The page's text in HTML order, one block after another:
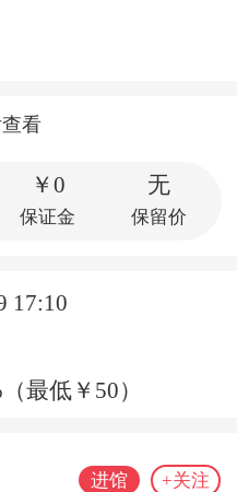
看
￥0
保证金
无
保留价
17:10
最低￥50）
进馆 +关注